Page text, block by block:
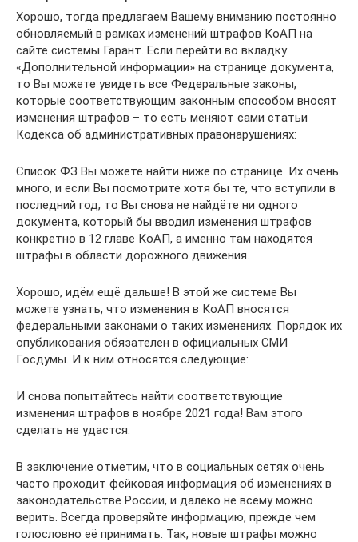
Хорошо, тогда предлагаем Вашему вниманию постоянно
обновляемый в рамках изменений штрафов КоАП на
сайте системы Гарант. Если перейти во вкладку
«Дополнительной информации» на странице документа,
то Вы можете увидеть все Федеральные законы,
которые соответствующим законным способом вносят
изменения штрафов – то есть меняют сами статьи
Кодекса об административных правонарушениях:
Список ФЗ Вы можете найти ниже по странице. Их очень
много, и если Вы посмотрите хотя бы те, что вступили в
последний год, то Вы снова не найдёте ни одного
документа, который бы вводил изменения штрафов
конкретно в 12 главе КоАП, а именно там находятся
штрафы в области дорожного движения.
Хорошо, идём ещё дальше! В этой же системе Вы
можете узнать, что изменения в КоАП вносятся
федеральными законами о таких изменениях. Порядок их
опубликования обязателен в официальных СМИ
Госдумы. И к ним относятся следующие:
И снова попытайтесь найти соответствующие
изменения штрафов в ноябре 2021 года! Вам этого
сделать не удастся.
В заключение отметим, что в социальных сетях очень
часто проходит фейковая информация об изменениях в
законодательстве России, и далеко не всему можно
верить. Всегда проверяйте информацию, прежде чем
голословно её принимать. Так, новые штрафы можно